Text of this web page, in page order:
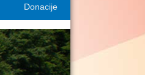
Donacije